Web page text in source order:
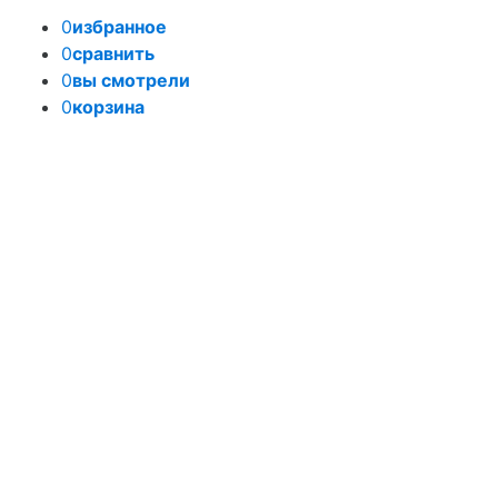
0избранное
0сравнить
0вы смотрели
0корзина